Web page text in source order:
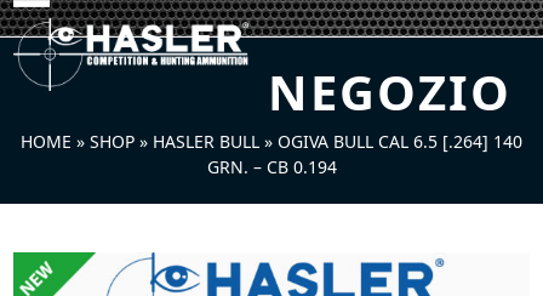
Skip
to
content
Open
mobile
Close
mobile
NEGOZIO
HOME » SHOP » HASLER BULL » OGIVA BULL CAL 6.5 [.264] 140
GRN. – CB 0.194